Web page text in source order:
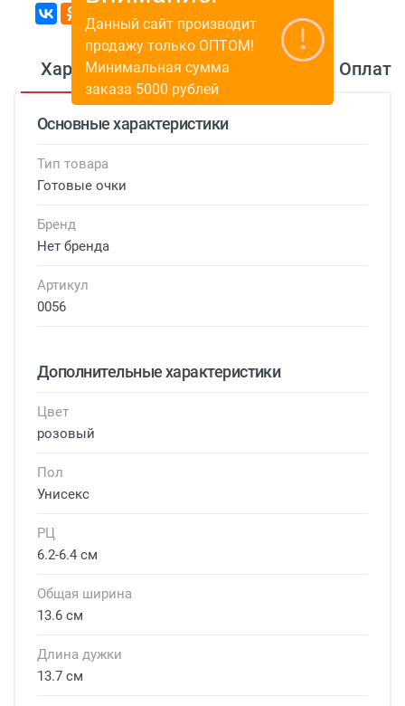
Характеристики Описание Оплата
Основные характеристики
Тип товара
Готовые очки
Бренд
Нет бренда
Артикул
0056
Дополнительные характеристики
Цвет
розовый
Пол
Унисекс
РЦ
6.2-6.4 см
Общая ширина
13.6 см
Длина дужки
13.7 см
Данный сайт производит
продажу только ОПТОМ!
Минимальная сумма
заказа 5000 рублей